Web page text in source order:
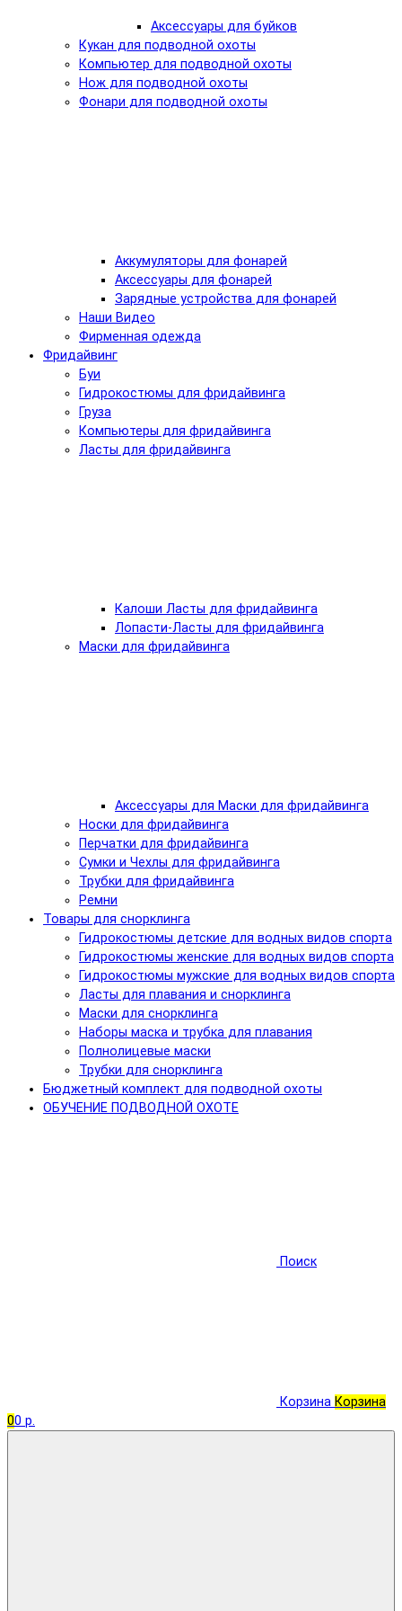
Аксессуары для буйков
Кукан для подводной охоты
Компьютер для подводной охоты
Нож для подводной охоты
Фонари для подводной охоты
Аккумуляторы для фонарей
Аксессуары для фонарей
Зарядные устройства для фонарей
Наши Видео
Фирменная одежда
Фридайвинг
Буи
Гидрокостюмы для фридайвинга
Груза
Компьютеры для фридайвинга
Ласты для фридайвинга
Калоши Ласты для фридайвинга
Лопасти-Ласты для фридайвинга
Маски для фридайвинга
Аксессуары для Маски для фридайвинга
Носки для фридайвинга
Перчатки для фридайвинга
Сумки и Чехлы для фридайвинга
Трубки для фридайвинга
Ремни
Товары для снорклинга
Гидрокостюмы детские для водных видов спорта
Гидрокостюмы женские для водных видов спорта
Гидрокостюмы мужские для водных видов спорта
Ласты для плавания и снорклинга
Маски для снорклинга
Наборы маска и трубка для плавания
Полнолицевые маски
Трубки для снорклинга
Бюджетный комплект для подводной охоты
ОБУЧЕНИЕ ПОДВОДНОЙ ОХОТЕ
Поиск
Корзина Корзина
00 р.